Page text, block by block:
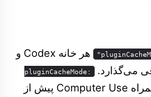
هر خانه Codex و
pluginCacheMode:
را تنظیم کنید تا Plugin همراه Computer Use پیش از